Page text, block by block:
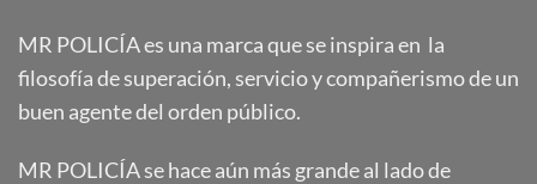
MR POLICÍA es una marca que se inspira en la
filosofía de superación, servicio y compañerismo de un
buen agente del orden público.
MR POLICÍA se hace aún más grande al lado de